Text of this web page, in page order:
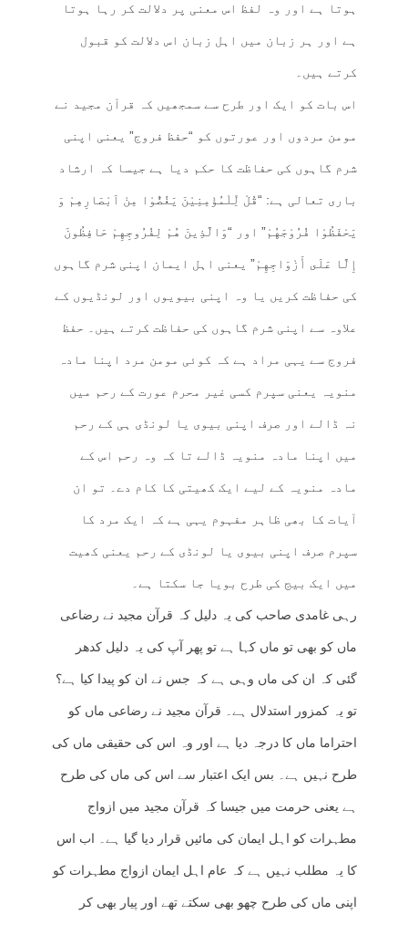
ہوتا ہے اور وہ لفظ اس معنی پر دلالت کر رہا ہوتا
ہے اور ہر زبان میں اہل زبان اس دلالت کو قبول
کرتے ہیں۔
اس بات کو ایک اور طرح سے سمجھیں کہ قرآن مجید نے
مومن مردوں اور عورتوں کو “حفظ فروج” یعنی اپنی
شرم گاہوں کی حفاظت کا حکم دیا ہے جیسا کہ ارشاد
باری تعالی ہے: “قُلْ لِّلْمُؤْمِنِیْنَ یَغُضُّوْا مِنْ اَبْصَارِهِمْ وَ
یَحْفَظُوْا فُرُوْجَهُمْ” اور “وَالَّذِينَ هُمْ لِفُرُوجِهِمْ حَافِظُونَ
إِلَّا عَلَى أَزْوَاجِهِمْ” یعنی اہل ایمان اپنی شرم گاہوں
کی حفاظت کریں یا وہ اپنی بیویوں اور لونڈیوں کے
علاوہ سے اپنی شرم گاہوں کی حفاظت کرتے ہیں۔ حفظ
فروج سے یہی مراد ہے کہ کوئی مومن مرد اپنا مادہ
منویہ یعنی سپرم کسی غیر محرم عورت کے رحم میں
نہ ڈالے اور صرف اپنی بیوی یا لونڈی ہی کے رحم
میں اپنا مادہ منویہ ڈالے تا کہ وہ رحم اس کے
مادہ منویہ کے لیے ایک کھیتی کا کام دے۔ تو ان
آیات کا بھی ظاہر مفہوم یہی ہے کہ ایک مرد کا
سپرم صرف اپنی بیوی یا لونڈی کے رحم یعنی کھیت
میں ایک بیج کی طرح بویا جا سکتا ہے۔
رہی غامدی صاحب کی یہ دلیل کہ قرآن مجید نے رضاعی
ماں کو بھی تو ماں کہا ہے تو پھر آپ کی یہ دلیل کدھر
گئی کہ ان کی ماں وہی ہے کہ جس نے ان کو پیدا کیا ہے؟
تو یہ کمزور استدلال ہے۔ قرآن مجید نے رضاعی ماں کو
احتراما ماں کا درجہ دیا ہے اور وہ اس کی حقیقی ماں کی
طرح نہیں ہے۔ بس ایک اعتبار سے اس کی ماں کی طرح
ہے یعنی حرمت میں جیسا کہ قرآن مجید میں ازواج
مطہرات کو اہل ایمان کی مائیں قرار دیا گیا ہے۔ اب اس
کا یہ مطلب نہیں ہے کہ عام اہل ایمان ازواج مطہرات کو
اپنی ماں کی طرح چھو بھی سکتے تھے اور پیار بھی کر